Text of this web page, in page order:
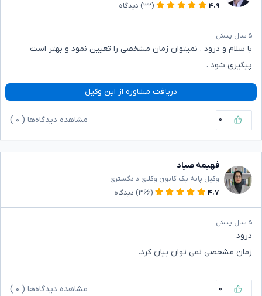
۴.۹
(۳۲) دیدگاه
۵ سال پیش
با سلام و درود . نمیتوان زمان مشخصی را تعیین نمود و بهتر است
پیگیری شود .
دریافت مشاوره از این وکیل
۰ مشاهده دیدگاه‌ها ( ۰
فهیمه صیاد
وکیل پایه یک کانون وکلای دادگستری
۴.۷
(۳۶۶) دیدگاه
۵ سال پیش
درود
زمان مشخصی نمی توان بیان کرد.
۰ مشاهده دیدگاه‌ها ( ۰